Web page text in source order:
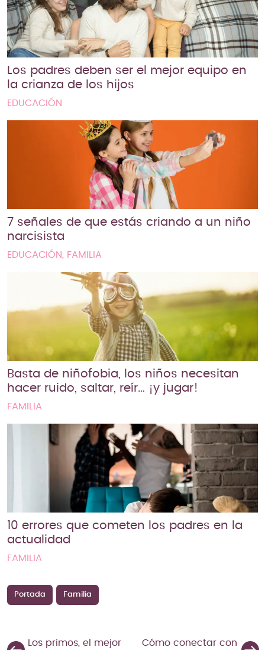
Los padres deben ser el mejor equipo en
la crianza de los hijos
EDUCACIÓN
7 señales de que estás criando a un niño
narcisista
EDUCACIÓN, FAMILIA
Basta de niñofobia, los niños necesitan
hacer ruido, saltar, reír… ¡y jugar!
FAMILIA
10 errores que cometen los padres en la
actualidad
FAMILIA
Portada Familia
Los primos, el mejor
Cómo conectar con